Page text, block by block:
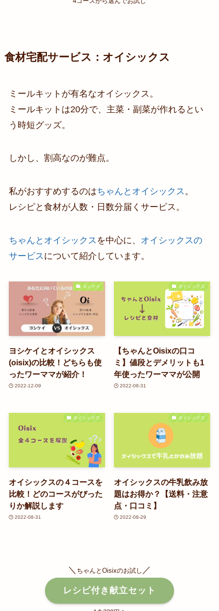
食材宅配サービス：オイシックス
ミールキットが有名なオイシックス。
ミールキットは20分で、主菜・副菜が作れるとい
う時短グッズ。
しかし、割高なのが難点。
私がおすすめするのはちゃんとオイシックス。
レシピと食材が人数・日数分届くサービス。
ちゃんとオイシックス を中心に、 オイシックスの
サービスについて紹介しています。
ヨシケイ
ヨシケイとオイシックス
(oisix)の比較！どちらも使
ったワーママが紹介！
2022-12-09
オイシックス
【ちゃんとOisixの口コ
ミ】値段とデメリットも1
年使ったワーママが公開
2022-08-31
オイシックス
オイシックスの４コースを
比較！どのコースがぴった
りか解説します
2022-08-31
オイシックス
オイシックスの牛乳飲み放
題はお得か？【送料・注意
点・口コミ】
2022-08-29
＼ ちゃんとOisixのお試し ／
レシピ付き献立セット